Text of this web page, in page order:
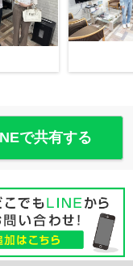
で共有する